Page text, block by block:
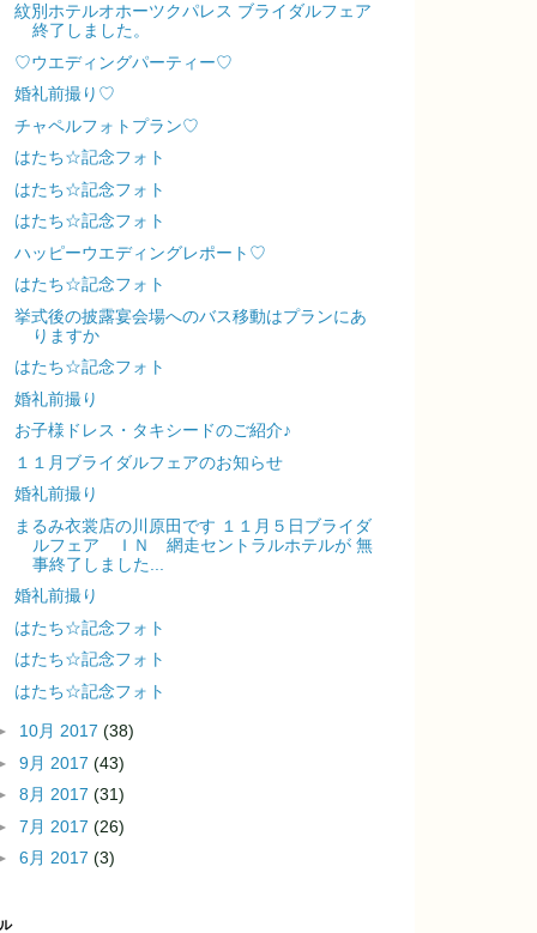
紋別ホテルオホーツクパレス ブライダルフェア
終了しました。
♡ウエディングパーティー♡
婚礼前撮り♡
チャペルフォトプラン♡
はたち☆記念フォト
はたち☆記念フォト
はたち☆記念フォト
ハッピーウエディングレポート♡
はたち☆記念フォト
挙式後の披露宴会場へのバス移動はプランにあ
りますか
はたち☆記念フォト
婚礼前撮り
お子様ドレス・タキシードのご紹介♪
１１月ブライダルフェアのお知らせ
婚礼前撮り
まるみ衣裳店の川原田です １１月５日ブライダ
ルフェア ＩＮ 網走セントラルホテルが 無
事終了しました...
婚礼前撮り
はたち☆記念フォト
はたち☆記念フォト
はたち☆記念フォト
10月 2017 (38)
9月 2017 (43)
8月 2017 (31)
7月 2017 (26)
6月 2017 (3)